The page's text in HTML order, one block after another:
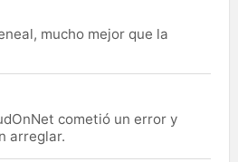
mucho mejor que la
cometió un error y
arreglar.